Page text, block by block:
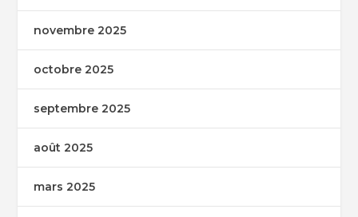
novembre 2025
octobre 2025
septembre 2025
août 2025
mars 2025